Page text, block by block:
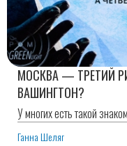
МОСКВА — ТРЕТИЙ
ВАШИНГТОН?
У многих есть такой
Ганна Шеляг